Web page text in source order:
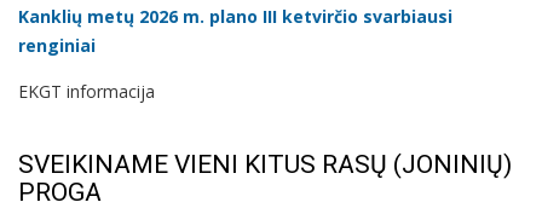
Kanklių metų 2026 m. plano III ketvirčio svarbiausi
renginiai
EKGT informacija
SVEIKINAME VIENI KITUS RASŲ (JONINIŲ)
PROGA